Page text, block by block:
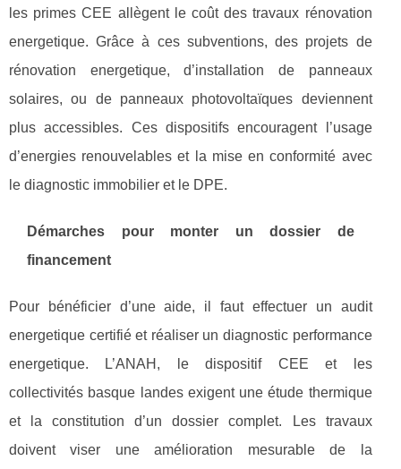
les primes CEE allègent le coût des travaux rénovation
energetique. Grâce à ces subventions, des projets de
rénovation energetique, d’installation de panneaux
solaires, ou de panneaux photovoltaïques deviennent
plus accessibles. Ces dispositifs encouragent l’usage
d’energies renouvelables et la mise en conformité avec
le diagnostic immobilier et le DPE.
Démarches pour monter un dossier de
financement
Pour bénéficier d’une aide, il faut effectuer un audit
energetique certifié et réaliser un diagnostic performance
energetique. L’ANAH, le dispositif CEE et les
collectivités basque landes exigent une étude thermique
et la constitution d’un dossier complet. Les travaux
doivent viser une amélioration mesurable de la